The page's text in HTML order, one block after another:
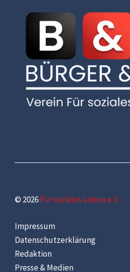
© 2026Für soziales Leben e. V.
Impressum
Datenschutzerklärung
Redaktion
Presse & Medien